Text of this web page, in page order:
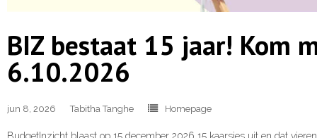
BIZ bestaat 15 jaar! Kom
6.10.2026
jun 8, 2026 Tabitha Tanghe Homepage